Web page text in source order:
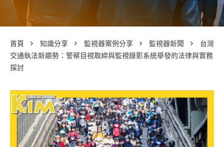
首頁 知識分享 監視器案例分享 監視器新聞
台灣
交通執法新趨勢：警察目視取締與監視錄影系統舉發的法律與實務
探討